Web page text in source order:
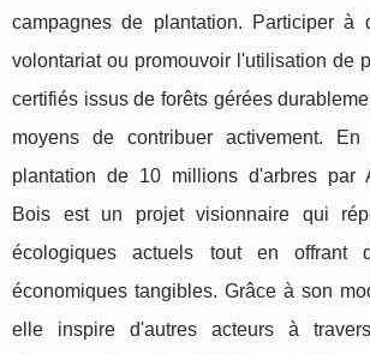
campagnes de plantation. Participer à
volontariat ou promouvoir l'utilisation de
certifiés issus de forêts gérées
moyens de contribuer activement.
plantation de 10 millions d'arbres par
Bois est un projet visionnaire qui
écologiques actuels tout en offrant
économiques tangibles. Grâce à son
elle inspire d'autres acteurs à